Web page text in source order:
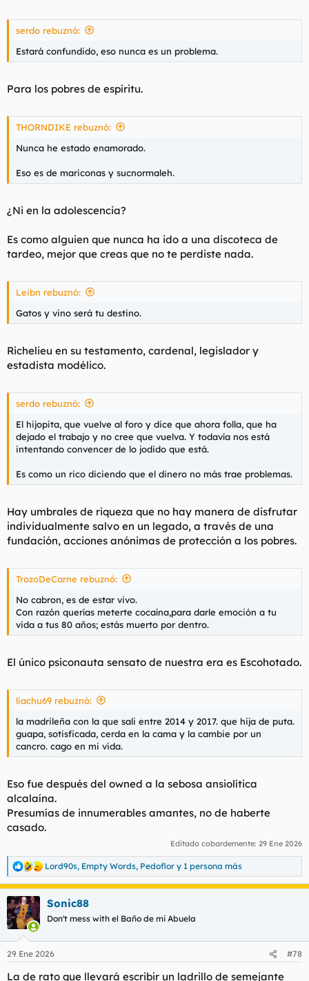
serdo rebuznó:
Estará confundido, eso nunca es un problema.
Para los pobres de espíritu.
THORNDIKE rebuznó:
Nunca he estado enamorado.
Eso es de mariconas y sucnormaleh.
¿Ni en la adolescencia?
Es como alguien que nunca ha ido a una discoteca de
tardeo, mejor que creas que no te perdiste nada.
Leibn rebuznó:
Gatos y vino será tu destino.
Richelieu en su testamento, cardenal, legislador y
estadista modélico.
serdo rebuznó:
El hijopita, que vuelve al foro y dice que ahora folla, que ha
dejado el trabajo y no cree que vuelva. Y todavía nos está
intentando convencer de lo jodido que está.
Es como un rico diciendo que el dinero no más trae problemas.
Hay umbrales de riqueza que no hay manera de disfrutar
individualmente salvo en un legado, a través de una
fundación, acciones anónimas de protección a los pobres.
TrozoDeCarne rebuznó:
No cabron, es de estar vivo.
Con razón querías meterte cocaína,para darle emoción a tu
vida a tus 80 años; estás muerto por dentro.
El único psiconauta sensato de nuestra era es Escohotado.
liachu69 rebuznó:
la madrileña con la que sali entre 2014 y 2017. que hija de puta.
guapa, sotisficada, cerda en la cama y la cambie por un
cancro. cago en mi vida.
Eso fue después del owned a la sebosa ansiolítica
alcalaína.
Presumías de innumerables amantes, no de haberte
casado.
Editado cobardemente: 29 Ene 2026
R
e
a
c
c
i
e
Lord90s, Empty Words, Pedoflor y 1 persona más
Sonic88
Don't mess with el Baño de mi Abuela
29 Ene 2026 #78
La de rato que llevará escribir un ladrillo de semejante